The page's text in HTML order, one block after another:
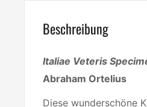
Beschreibung
Italiae Veteris
Abraham Ortelius
Diese wunderschöne